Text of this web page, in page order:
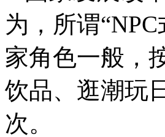
为，所谓
家角色一般，
饮品、逛潮玩
次。